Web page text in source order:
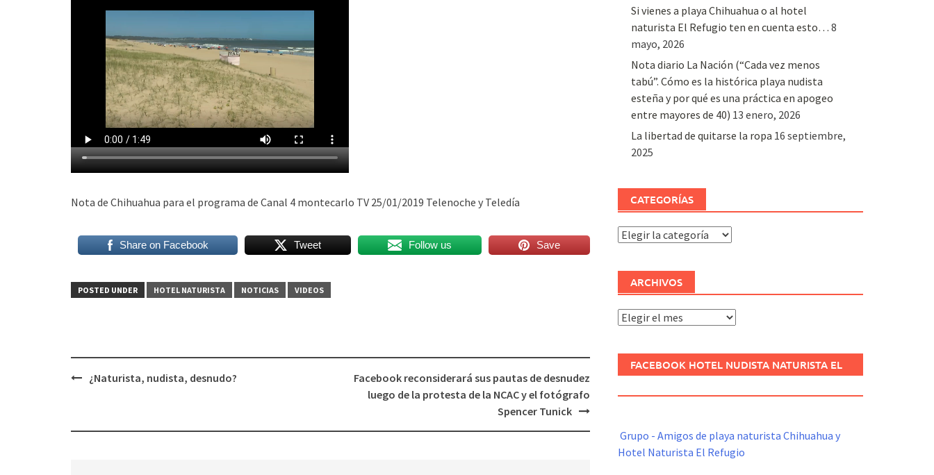
Nota de Chihuahua para el programa de Canal 4 montecarlo TV 25/01/2019 Telenoche y Teledía
Share on Facebook Tweet Follow us Save
POSTED UNDER HOTEL NATURISTA NOTICIAS VIDEOS
Post¿Naturista, nudista, desnudo?
Facebook reconsiderará sus pautas de desnudez
luego de la protesta de la NCAC y el fotógrafo
Spencer Tunick
Si vienes a playa Chihuahua o al hotel
naturista El Refugio ten en cuenta esto… 8
mayo, 2026
Nota diario La Nación (“Cada vez menos
tabú”. Cómo es la histórica playa nudista
esteña y por qué es una práctica en apogeo
entre mayores de 40) 13 enero, 2026
La libertad de quitarse la ropa 16 septiembre,
2025
CATEGORÍAS
Categorías
ARCHIVOS
Archivos
FACEBOOK HOTEL NUDISTA NATURISTA EL
Grupo - Amigos de playa naturista Chihuahua y
Hotel Naturista El Refugio